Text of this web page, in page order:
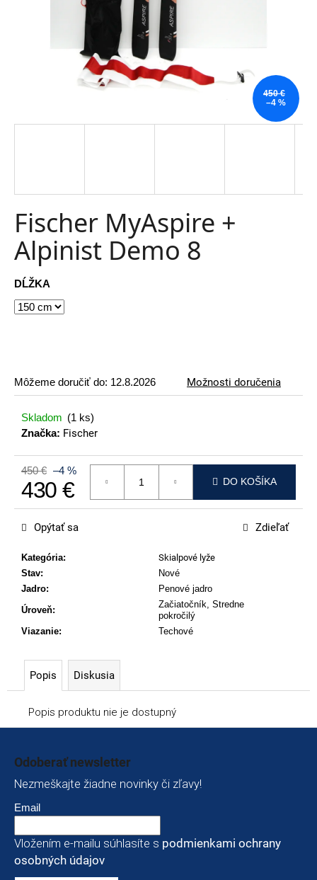
Fischer MyAspire +
Alpinist Demo 8
DĹŽKA
Môžeme doručiť do: 12.8.2026 Možnosti doručenia
Skladom (1 ks)
Značka: Fischer
450 € –4 %
430 €
Jednotková cena:
DO KOŠÍKA
Kategória:
Skialpové lyže
Stav:
Nové
Jadro:
Penové jadro
Úroveň:
Začiatočník, Stredne
pokročilý
Viazanie: Techové
Opýtať sa Zdieľať
450 €
–4 %
Popis Diskusia
Popis produktu nie je dostupný
s
HĽADAŤ
O
d
ú
č
a
m
e
ATOMIC
REDSTER
J2(SPORT
EDITION)
Odoberať newsletter
Nezmeškajte žiadne novinky či zľavy!
Email
Vložením e-mailu súhlasíte s podmienkami ochrany
osobných údajov